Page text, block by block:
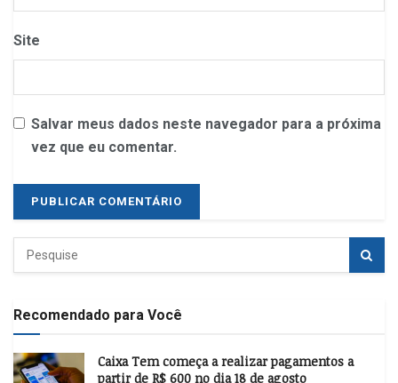
Site
Salvar meus dados neste navegador para a próxima
vez que eu comentar.
Recomendado para Você
Caixa Tem começa a realizar pagamentos a
partir de R$ 600 no dia 18 de agosto